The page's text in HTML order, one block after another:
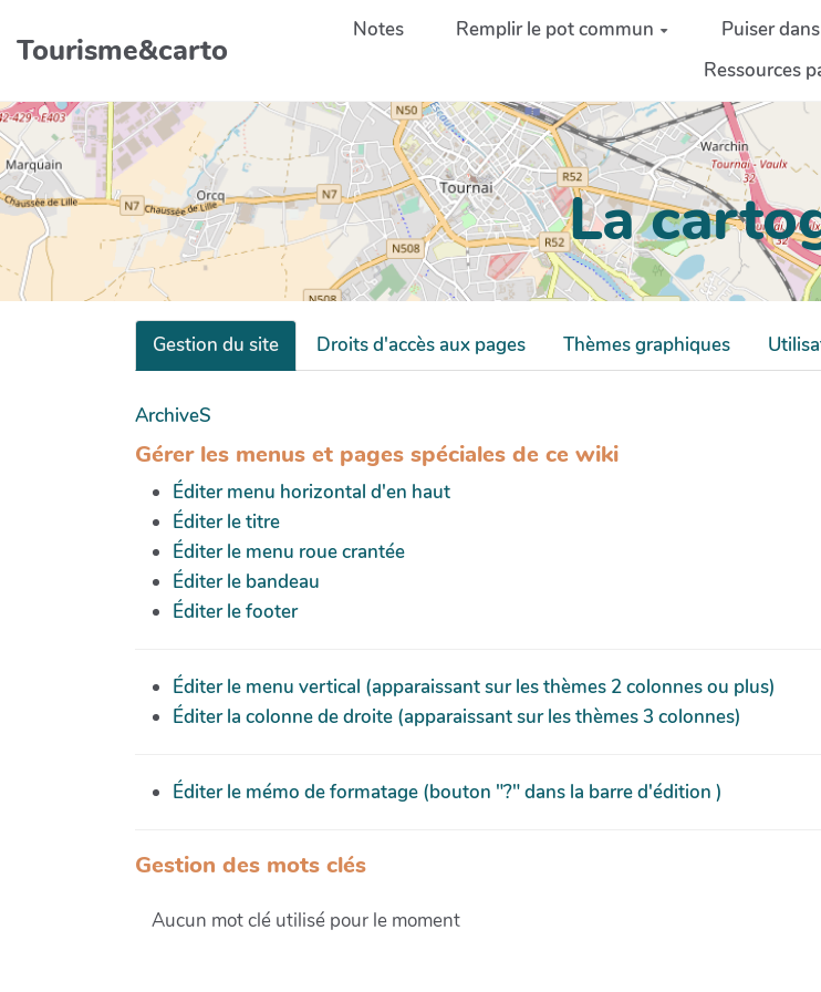
Tourisme&carto
Notes Remplir le pot commun Puiser
Ressources
La
Gestion du site Droits d'accès aux pages Thèmes graphiques
ArchiveS
Gérer les menus et pages spéciales de ce wiki
Éditer menu horizontal d'en haut
Éditer le titre
Éditer le menu roue crantée
Éditer le bandeau
Éditer le footer
Éditer le menu vertical (apparaissant sur les thèmes 2 colonnes ou plus)
Éditer la colonne de droite (apparaissant sur les thèmes 3 colonnes)
Éditer le mémo de formatage (bouton "?" dans la barre d'édition )
Gestion des mots clés
Aucun mot clé utilisé pour le moment